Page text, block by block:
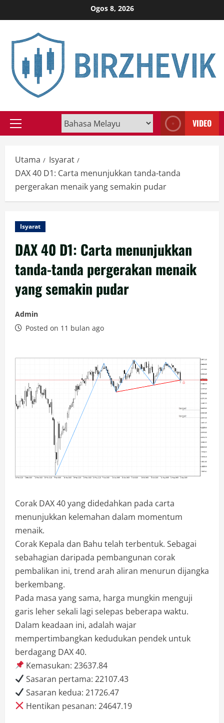
to
Ogos 8, 2026
Primary
VIDEO
Utama
Isyarat
DAX 40 D1: Carta menunjukkan tanda-tanda
pergerakan menaik yang semakin pudar
Isyarat
DAX 40 D1: Carta menunjukkan
tanda-tanda pergerakan menaik
yang semakin pudar
Admin
Posted on 11 bulan ago
Corak DAX 40 yang didedahkan pada carta
menunjukkan kelemahan dalam momentum
menaik.
Corak Kepala dan Bahu telah terbentuk. Sebagai
sebahagian daripada pembangunan corak
pembalikan ini, trend arah aliran menurun dijangka
berkembang.
Pada masa yang sama, harga mungkin menguji
garis leher sekali lagi selepas beberapa waktu.
Dalam keadaan ini, adalah wajar
mempertimbangkan kedudukan pendek untuk
berdagang DAX 40.
Kemasukan: 23637.84
Sasaran pertama: 22107.43
Sasaran kedua: 21726.47
Hentikan pesanan: 24647.19